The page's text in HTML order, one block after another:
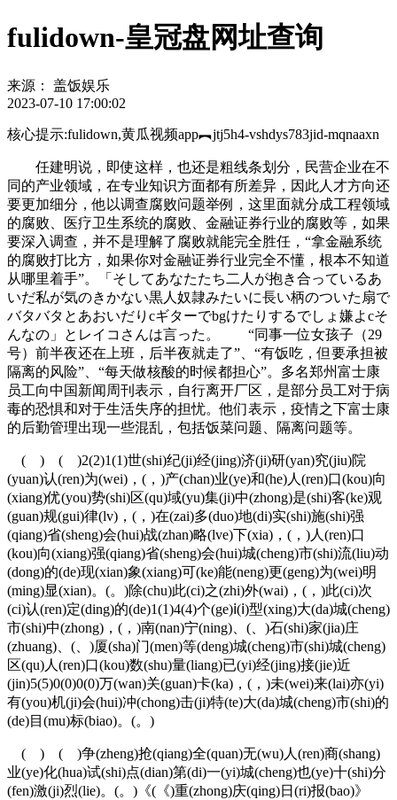
fulidown-皇冠盘网址查询
来源：
盖饭娱乐
2023-07-10 17:00:02
核心提示:fulidown,黄瓜视频app︻jtj5h4-vshdys783jid-mqnaaxn
任建明说，即使这样，也还是粗线条划分，民营企业在不
同的产业领域，在专业知识方面都有所差异，因此人才方向还
要更加细分，他以调查腐败问题举例，这里面就分成工程领域
的腐败、医疗卫生系统的腐败、金融证券行业的腐败等，如果
要深入调查，并不是理解了腐败就能完全胜任，“拿金融系统
的腐败打比方，如果你对金融证券行业完全不懂，根本不知道
从哪里着手”。「そしてあなたたち二人が抱き合っているあ
いだ私が気のきかない黒人奴隷みたいに長い柄のついた扇で
バタバタとあおいだりcギターでbgけたりするでしょ嫌よcそ
んなの」とレイコさんは言った。 “同事一位女孩子（29
号）前半夜还在上班，后半夜就走了”、“有饭吃，但要承担被
隔离的风险”、“每天做核酸的时候都担心”。多名郑州富士康
员工向中国新闻周刊表示，自行离开厂区，是部分员工对于病
毒的恐惧和对于生活失序的担忧。他们表示，疫情之下富士康
的后勤管理出现一些混乱，包括饭菜问题、隔离问题等。
( ) ( )2(2)1(1)世(shi)纪(ji)经(jing)济(ji)研(yan)究(jiu)院
(yuan)认(ren)为(wei)，(，)产(chan)业(ye)和(he)人(ren)口(kou)向
(xiang)优(you)势(shi)区(qu)域(yu)集(ji)中(zhong)是(shi)客(ke)观
(guan)规(gui)律(lv)，(，)在(zai)多(duo)地(di)实(shi)施(shi)强
(qiang)省(sheng)会(hui)战(zhan)略(lve)下(xia)，(，)人(ren)口
(kou)向(xiang)强(qiang)省(sheng)会(hui)城(cheng)市(shi)流(liu)动
(dong)的(de)现(xian)象(xiang)可(ke)能(neng)更(geng)为(wei)明
(ming)显(xian)。(。)除(chu)此(ci)之(zhi)外(wai)，(，)此(ci)次
(ci)认(ren)定(ding)的(de)1(1)4(4)个(ge)ⅰ(ⅰ)型(xing)大(da)城(cheng)
市(shi)中(zhong)，(，)南(nan)宁(ning)、(、)石(shi)家(jia)庄
(zhuang)、(、)厦(sha)门(men)等(deng)城(cheng)市(shi)城(cheng)
区(qu)人(ren)口(kou)数(shu)量(liang)已(yi)经(jing)接(jie)近
(jin)5(5)0(0)0(0)万(wan)关(guan)卡(ka)，(，)未(wei)来(lai)亦(yi)
有(you)机(ji)会(hui)冲(chong)击(ji)特(te)大(da)城(cheng)市(shi)的
(de)目(mu)标(biao)。(。)
( ) ( )争(zheng)抢(qiang)全(quan)无(wu)人(ren)商(shang)
业(ye)化(hua)试(shi)点(dian)第(di)一(yi)城(cheng)也(ye)十(shi)分
(fen)激(ji)烈(lie)。(。)《(《)重(zhong)庆(qing)日(ri)报(bao)》